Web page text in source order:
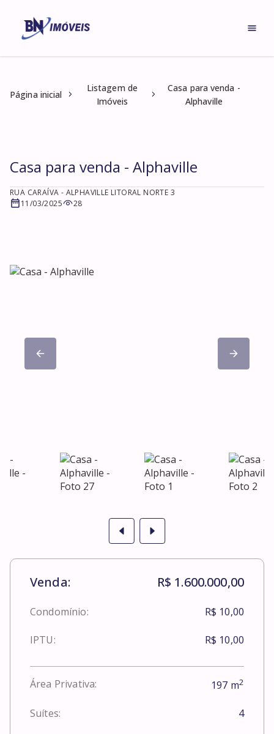
Página inicial
Listagem de
Imóveis
Casa para venda -
Alphaville
Casa para venda - Alphaville
RUA CARAÍVA - ALPHAVILLE LITORAL NORTE 3
11/03/2025
28
Venda: R$ 1.600.000,00
Condomínio: R$ 10,00
IPTU: R$ 10,00
Área Privativa: 197 m2
Suítes: 4